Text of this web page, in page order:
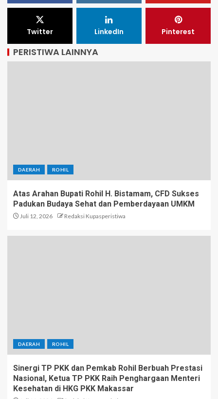
Twitter LinkedIn Pinterest
PERISTIWA LAINNYA
DAERAH ROHIL
Atas Arahan Bupati Rohil H. Bistamam, CFD Sukses
Padukan Budaya Sehat dan Pemberdayaan UMKM
Juli 12, 2026 Redaksi Kupasperistiwa
DAERAH ROHIL
Sinergi TP PKK dan Pemkab Rohil Berbuah Prestasi
Nasional, Ketua TP PKK Raih Penghargaan Menteri
Kesehatan di HKG PKK Makassar